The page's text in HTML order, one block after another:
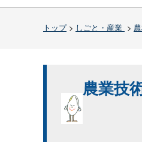
トップ> しごと・産業 >
農業技